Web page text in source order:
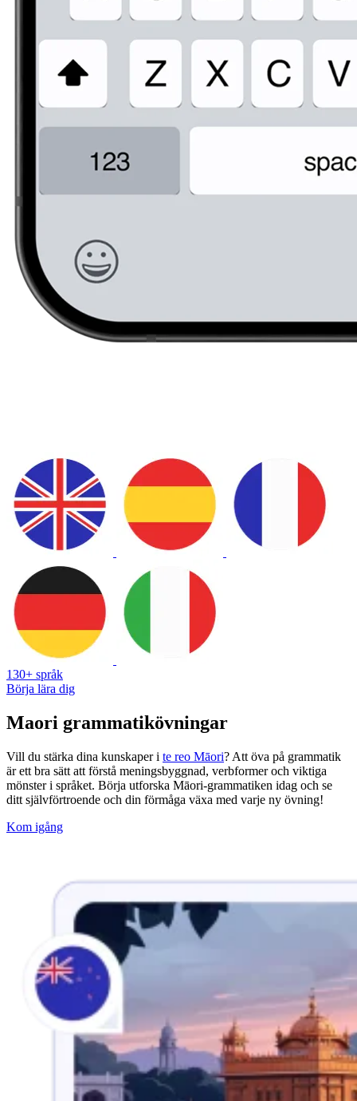
130+ språk
Börja lära dig
Maori grammatikövningar
Vill du stärka dina kunskaper i te reo Māori? Att öva på grammatik
är ett bra sätt att förstå meningsbyggnad, verbformer och viktiga
mönster i språket. Börja utforska Māori-grammatiken idag och se
ditt självförtroende och din förmåga växa med varje ny övning!
Kom igång